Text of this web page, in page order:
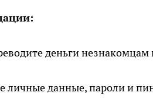
деньги
личные данные, пароли и